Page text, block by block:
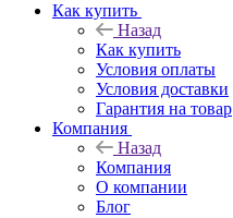
Как купить
Назад
Как купить
Условия оплаты
Условия доставки
Гарантия на товар
Компания
Назад
Компания
О компании
Блог